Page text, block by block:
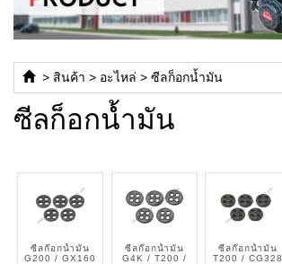
> สินค้า > อะไหล่ > ซีลก็อกน้ำมัน
ซีลก็อกน้ำมัน
ซีลก๊อกน้ำมัน
G200 / GX160
ซีลก๊อกน้ำมัน
G4K / T200 /
ซีลก๊อกน้ำมัน
T200 / CG328